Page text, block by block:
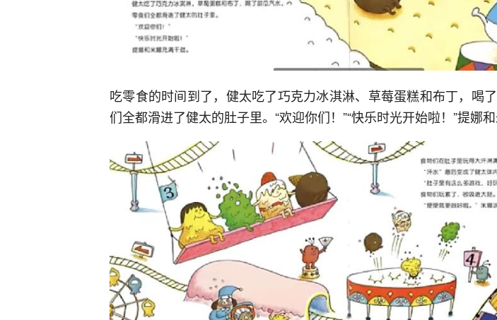
吃零食的时间到了，健太吃了巧克力冰淇淋、草莓蛋糕和布丁，喝
们全都滑进了健太的肚子里。“欢迎你们！”“快乐时光开始啦！”提娜和